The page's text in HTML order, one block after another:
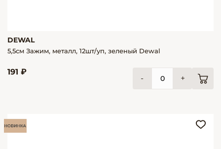
DEWAL
5,5см Зажим, металл, 12шт/уп, зеленый Dewal
191 ₽
- +